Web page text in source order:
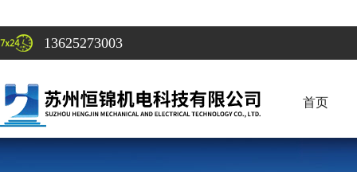
13625273003
首页